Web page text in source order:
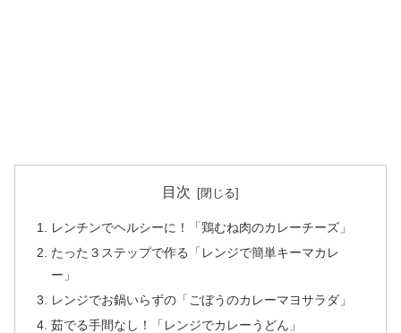
目次
レンチンでヘルシーに！「鶏むね肉のカレーチーズ」
たった３ステップで作る「レンジで簡単キーマカレ
ー」
レンジでお鍋いらずの「ごぼうのカレーマヨサラダ」
茹でる手間なし！「レンジでカレーうどん」